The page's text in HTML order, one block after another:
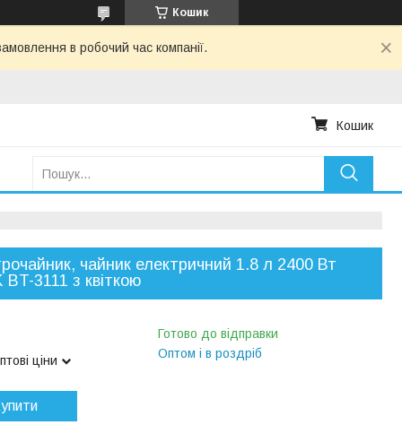
Кошик
в робочий час компанії.
Кошик
чайник електричний 1.8 л 2400 Вт
BT-3111 з квіткою
ціни
Готово до відправки
Оптом і в роздріб